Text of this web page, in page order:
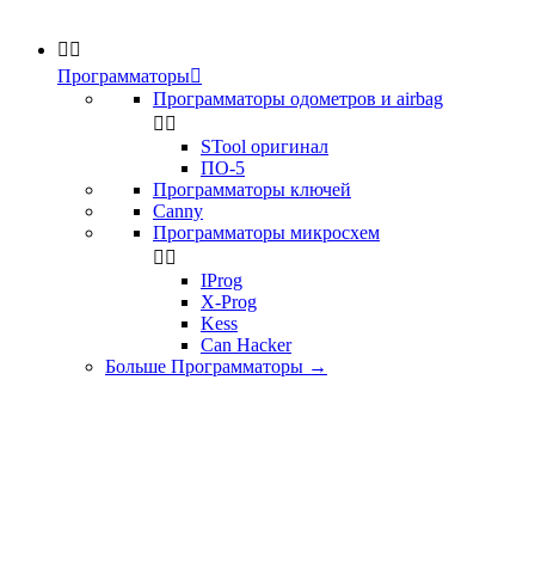
 
Программаторы
Программаторы одометров и airbag
 
STool оригинал
ПО-5
Программаторы ключей
Canny
Программаторы микросхем
 
IProg
X-Prog
Kess
Can Hacker
Больше Программаторы →